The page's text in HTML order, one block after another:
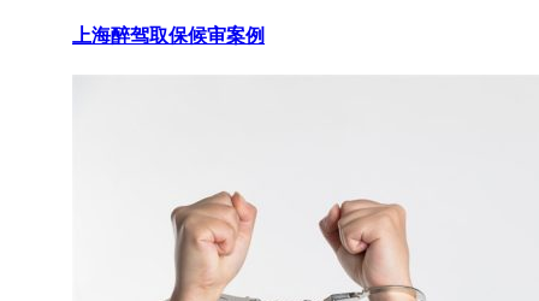
上海醉驾取保候审案例